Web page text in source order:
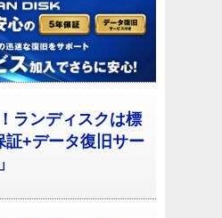
ランディスクは標
証+データ復旧サー